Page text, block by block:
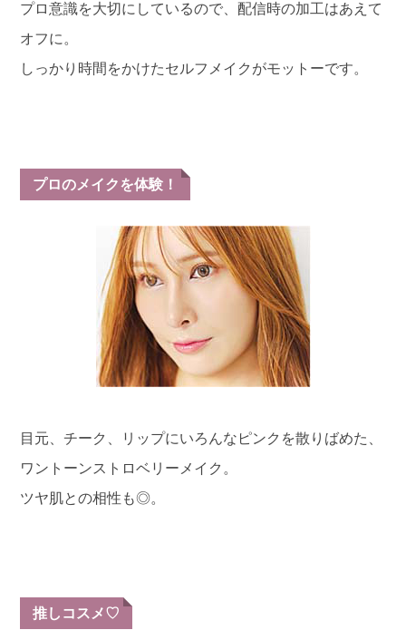
プロ意識を大切にしているので、配信時の加工はあえて
オフに。
しっかり時間をかけたセルフメイクがモットーです。
プロのメイクを体験！
目元、チーク、リップにいろんなピンクを散りばめた、
ワントーンストロベリーメイク。
ツヤ肌との相性も◎。
推しコスメ♡